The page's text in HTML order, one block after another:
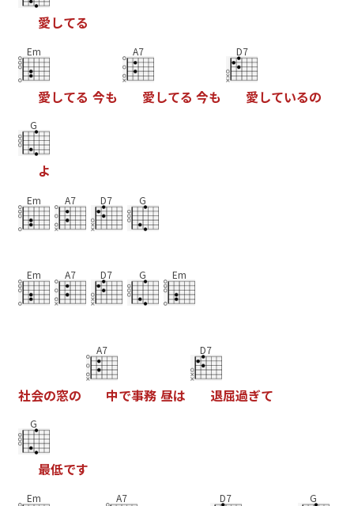
愛してる
Em
愛してる 今も
A7
愛してる 今も
D7
愛しているの
G
よ
Em A7 D7 G
Em A7 D7 G Em
社会の窓の
A7
中で事務 昼は
D7
退屈過ぎて
G
最低です
Em A7 D7 G